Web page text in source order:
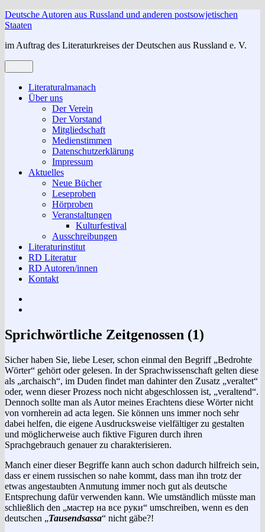
Zum
Inhalt
Deutsche Autoren aus Russland und anderen postsowjetischen
Staaten
im Auftrag des Literaturkreises der Deutschen aus Russland e. V.
Literaturalmanach
Über uns
Der Verein
Der Vorstand
Mitgliedschaft
Medienstimmen
Datenschutzerklärung
Impressum
Aktuelles
Neue Bücher
Leseproben
Hörproben
Veranstaltungen
Kulturfestival
Ausschreibungen
Literaturinstitut
RD Literatur
RD Autoren/innen
Kontakt
Sprichwörtliche Zeitgenossen (1)
Sicher haben Sie, liebe Leser, schon einmal den Begriff „Bedrohte
Wörter“ gehört oder gelesen. In der Sprachwissenschaft gelten diese
als „archaisch“, im Duden findet man dahinter den Zusatz „veraltet“
oder, wenn dieser Prozess noch nicht abgeschlossen ist, „veraltend“.
Dennoch sollte man als Autor meines Erachtens diese Wörter nicht
von vornherein ad acta legen. Sie können uns immer noch sehr
dabei helfen, die eigene Ausdrucksweise vielfältiger zu gestalten
und möglicherweise auch fiktive Figuren durch ihren
Sprachgebrauch genauer zu charakterisieren.
Manch einer dieser Begriffe kann auch schon dadurch hilfreich sein,
dass er einem russischen so nahe kommt, dass man ihn trotz der
etwas angestaubten Anmutung immer noch gut als deutsche
Entsprechung dafür verwenden kann. Wie umständlich müsste man
schließlich den „мастер на все руки“ umschreiben, wenn es den
deutschen „Tausendsassa“ nicht gäbe?!